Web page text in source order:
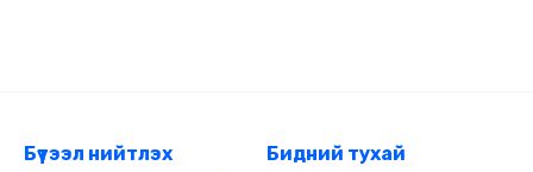
Бүтээл нийтлэх
Бидний тухай